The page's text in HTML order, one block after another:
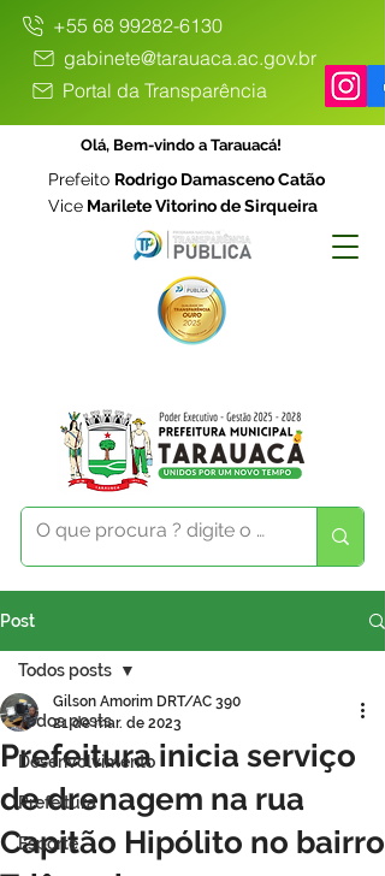
+55 68 99282-6130
gabinete@tarauaca.ac.gov.br
Portal da Transparência
Olá, Bem-vindo a Tarauacá!
Prefeito Rodrigo Damasceno Catão
Vice Marilete Vitorino de Sirqueira
Post
Todos posts
Desenvolvimento
Prefeitura
Esporte
Todos posts
Prefeitura inicia serviço
de drenagem na rua
Capitão Hipólito no bairro
Gilson Amorim DRT/AC 390
21 de mar. de 2023